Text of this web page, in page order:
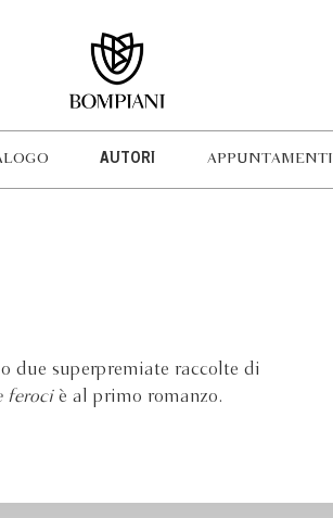
AUTORI APPUNTAMENTI
due superpremiate raccolte di
ferociè al primo romanzo.